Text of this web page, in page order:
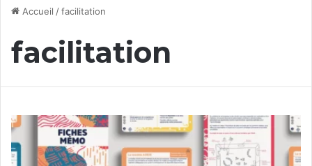
Accueil /facilitation
facilitation